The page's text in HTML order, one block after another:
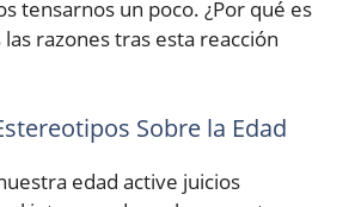
tensarnos un poco. ¿Por qué es
las razones tras esta reacción
Sobre la Edad
edad active juicios